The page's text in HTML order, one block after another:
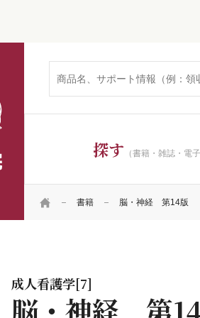
探す （書籍・雑誌・電
HOME 書籍 脳・神経 第14版
成人看護学[7]
脳・神経 第